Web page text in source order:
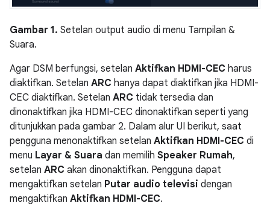
Gambar 1. Setelan output audio di menu Tampilan &
Suara.
Agar DSM berfungsi, setelan Aktifkan HDMI-CEC harus
diaktifkan. Setelan ARC hanya dapat diaktifkan jika HDMI-
CEC diaktifkan. Setelan ARC tidak tersedia dan
dinonaktifkan jika HDMI-CEC dinonaktifkan seperti yang
ditunjukkan pada gambar 2. Dalam alur UI berikut, saat
pengguna menonaktifkan setelan Aktifkan HDMI-CEC di
menu Layar & Suara dan memilih Speaker Rumah,
setelan ARC akan dinonaktifkan. Pengguna dapat
mengaktifkan setelan Putar audio televisi dengan
mengaktifkan Aktifkan HDMI-CEC.